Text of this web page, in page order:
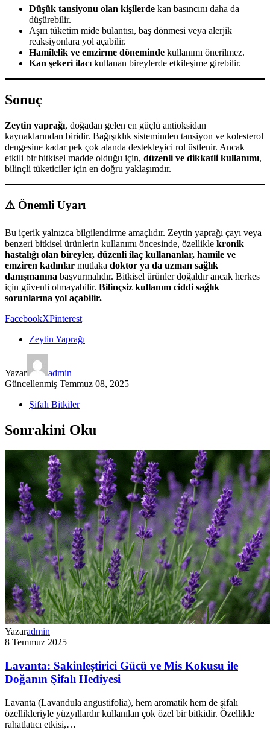
Düşük tansiyonu olan kişilerde kan basıncını daha da
düşürebilir.
Aşırı tüketim mide bulantısı, baş dönmesi veya alerjik
reaksiyonlara yol açabilir.
Hamilelik ve emzirme döneminde kullanımı önerilmez.
Kan şekeri ilacı kullanan bireylerde etkileşime girebilir.
Sonuç
Zeytin yaprağı, doğadan gelen en güçlü antioksidan
kaynaklarından biridir. Bağışıklık sisteminden tansiyon ve kolesterol
dengesine kadar pek çok alanda destekleyici rol üstlenir. Ancak
etkili bir bitkisel madde olduğu için, düzenli ve dikkatli kullanımı,
bilinçli tüketiciler için en doğru yaklaşımdır.
⚠️ Önemli Uyarı
Bu içerik yalnızca bilgilendirme amaçlıdır. Zeytin yaprağı çayı veya
benzeri bitkisel ürünlerin kullanımı öncesinde, özellikle kronik
hastalığı olan bireyler, düzenli ilaç kullananlar, hamile ve
emziren kadınlar mutlaka doktor ya da uzman sağlık
danışmanına başvurmalıdır. Bitkisel ürünler doğaldır ancak herkes
için güvenli olmayabilir. Bilinçsiz kullanım ciddi sağlık
sorunlarına yol açabilir.
FacebookXPinterest
Zeytin Yaprağı
Yazar
admin
Güncellenmiş Temmuz 08, 2025
Şifalı Bitkiler
Sonrakini Oku
Yazaradmin
8 Temmuz 2025
Lavanta: Sakinleştirici Gücü ve Mis Kokusu ile
Doğanın Şifalı Hediyesi
Lavanta (Lavandula angustifolia), hem aromatik hem de şifalı
özellikleriyle yüzyıllardır kullanılan çok özel bir bitkidir. Özellikle
rahatlatıcı etkisi,…